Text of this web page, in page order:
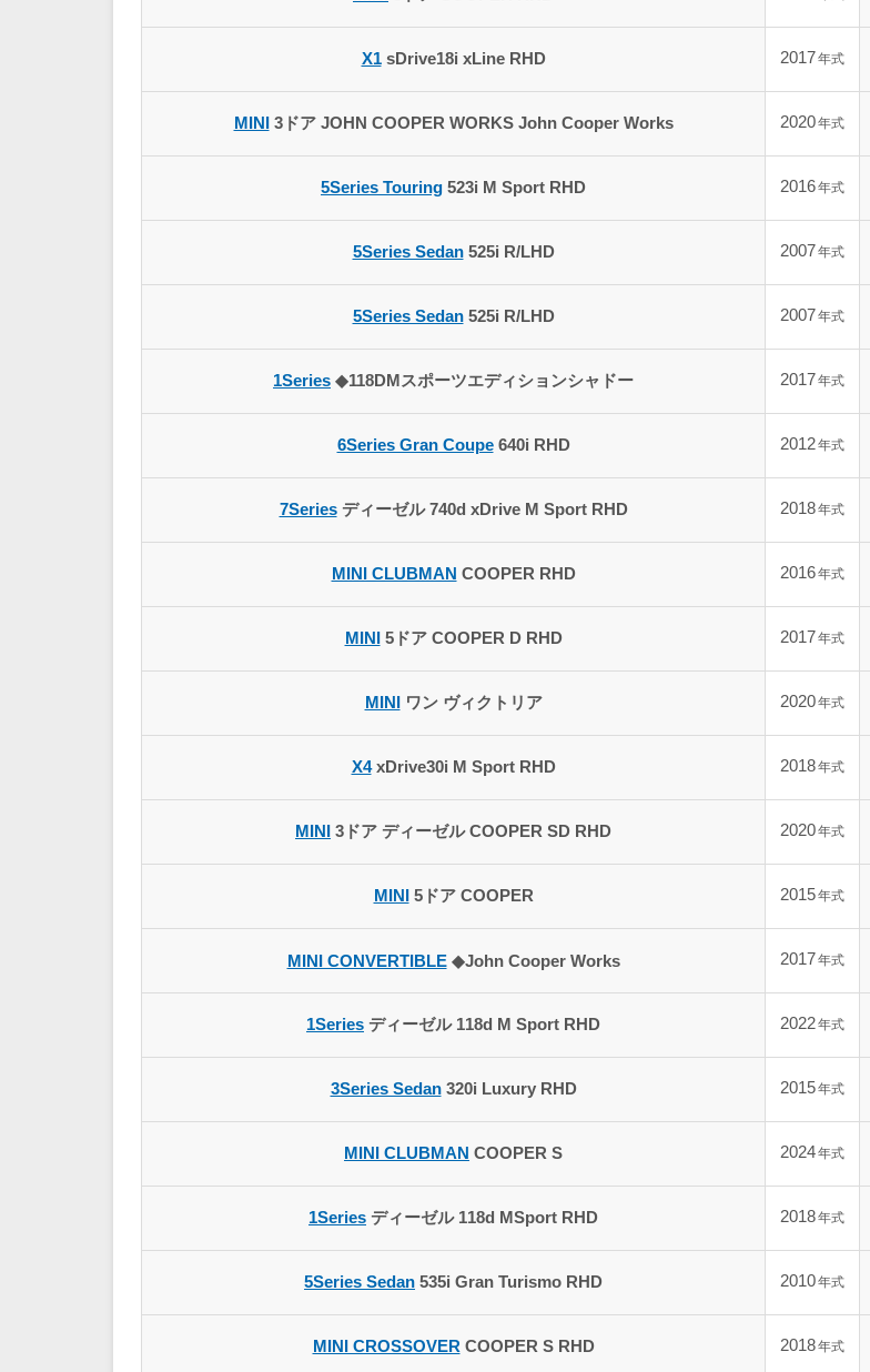
X1sDrive18i xLine RHD 2017年式
MINI 3ドア JOHN COOPER WORKS John Cooper Works 2020年式
5Series Touring 523i M Sport RHD 2016年式
5Series Sedan525i R/LHD 2007年式
5Series Sedan525i R/LHD 2007年式
1Series ◆118DMスポーツエディションシャドー 2017年式
6Series Gran Coupe640i RHD 2012年式
7Seriesディーゼル 740d xDrive M Sport RHD 2018年式
MINI CLUBMAN COOPER RHD 2016年式
MINI 5ドア COOPER D RHD 2017年式
MINI ワン ヴィクトリア 2020年式
X4xDrive30i M Sport RHD 2018年式
MINI 3ドア ディーゼル COOPER SD RHD 2020年式
MINI 5ドア COOPER 2015年式
MINI CONVERTIBLE◆John Cooper Works 2017年式
1Series ディーゼル 118d M Sport RHD 2022年式
3Series Sedan320i Luxury RHD 2015年式
MINI CLUBMAN COOPER S 2024年式
1Series ディーゼル 118d MSport RHD 2018年式
5Series Sedan 535i Gran Turismo RHD 2010年式
MINI CROSSOVER COOPER S RHD 2018年式